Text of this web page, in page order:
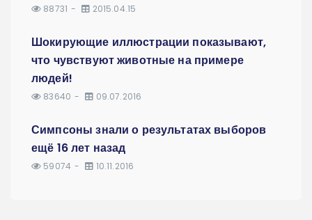
88731 2015.04.15
Шокирующие иллюстрации показывают,
что чувствуют животные на примере
людей!
83640 09.07.2016
Симпсоны знали о результатах выборов
ещё 16 лет назад
59074 10.11.2016